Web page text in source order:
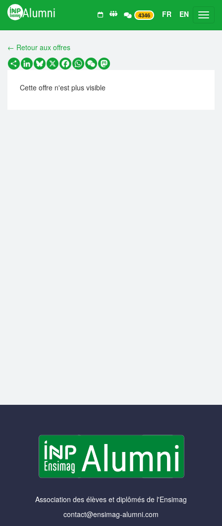
4346 FR EN
← Retour aux offres
PartagerLinkedIn
Bluesky
X Facebook
WhatsApp
WeChatMastodon
Cette offre n'est plus visible
Association des élèves et diplômés de l'Ensimag
contact@ensimag-alumni.com